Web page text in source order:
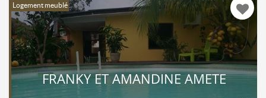
Logement meublé
FRANKY ET AMANDINE AMETE